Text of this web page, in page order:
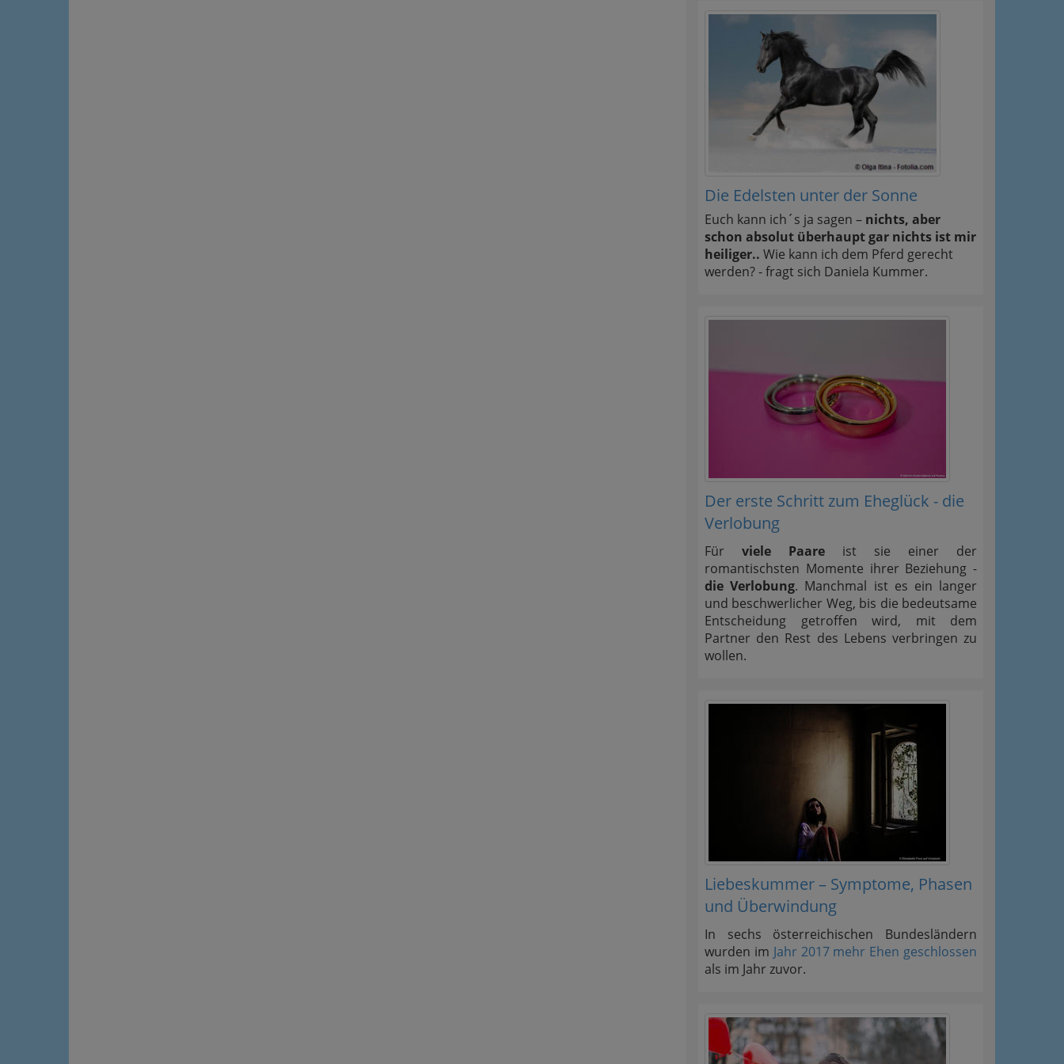
Die Edelsten unter der Sonne
Euch kann ich´s ja sagen – nichts, aber
schon absolut überhaupt gar nichts ist mir
heiliger.. Wie kann ich dem Pferd gerecht
werden? - fragt sich Daniela Kummer.
Der erste Schritt zum Eheglück - die
Verlobung
Für viele Paare ist sie einer der
romantischsten Momente ihrer Beziehung -
die Verlobung. Manchmal ist es ein langer
und beschwerlicher Weg, bis die bedeutsame
Entscheidung getroffen wird, mit dem
Partner den Rest des Lebens verbringen zu
wollen.
Liebeskummer – Symptome, Phasen
und Überwindung
In sechs österreichischen Bundesländern
wurden im Jahr 2017 mehr Ehen geschlossen
als im Jahr zuvor.